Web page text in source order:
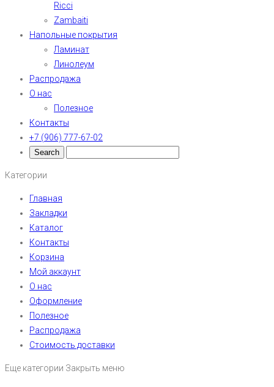
Ricci
Zambaiti
Напольные покрытия
Ламинат
Линолеум
Распродажа
О нас
Полезное
Контакты
+7 (906) 777-67-02
Категории
Главная
Закладки
Каталог
Контакты
Корзина
Мой аккаунт
О нас
Оформление
Полезное
Распродажа
Стоимость доставки
Еще категории Закрыть меню